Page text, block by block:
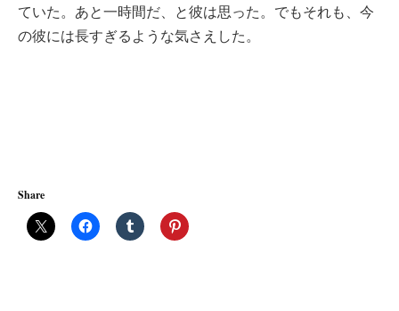
ていた。あと一時間だ、と彼は思った。でもそれも、今
の彼には長すぎるような気さえした。
Share